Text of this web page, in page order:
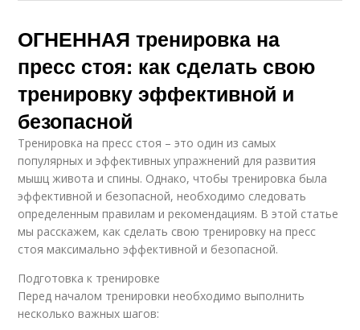
ОГНЕННАЯ тренировка на
пресс стоя: как сделать свою
тренировку эффективной и
безопасной
Тренировка на пресс стоя – это один из самых
популярных и эффективных упражнений для развития
мышц живота и спины. Однако, чтобы тренировка была
эффективной и безопасной, необходимо следовать
определенным правилам и рекомендациям. В этой статье
мы расскажем, как сделать свою тренировку на пресс
стоя максимально эффективной и безопасной.
Подготовка к тренировке
Перед началом тренировки необходимо выполнить
несколько важных шагов: